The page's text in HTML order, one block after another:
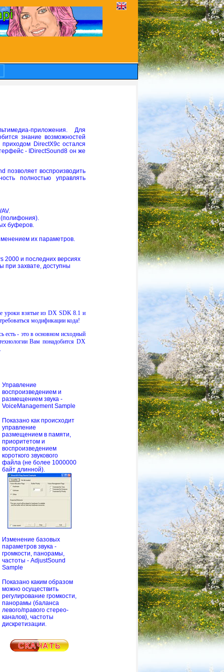
приложения. Для
знание возможностей
DirectX9c остался
- IDirectSound8 он же
позволяет воспроизводить
полностью управлять
(полифония).
буферов.
их параметров.
2000 и последних версиях
при захвате, доступны
уроки взятые из DX SDK8.1 и
модификации кода!
есть - это в основном исходный
Вам понадобится DX
Управление
воспроизведением и
размещением звука -
VoiceManagement Sample
Показано как происходит
управление
размещением в памяти,
приоритетом и
воспроизведением
короткого звукового
файла (не более 1000000
байт длинной).
Изменение базовых
параметров звука -
громкости, панорамы,
частоты - AdjustSound
Sample
Показано каким образом
можно осуществить
регулирование громкости,
панорамы (баланса
левого/правого стерео-
каналов), частоты
дискретизации.